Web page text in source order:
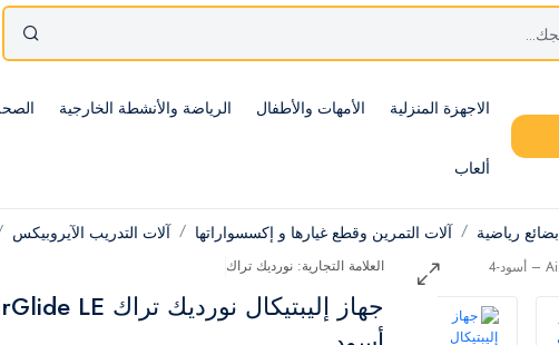
الاجهزة المنزلية الأمهات والأطفال الرياضة والأنشطة الخارجية
ألعاب
بضائع رياضية آلات التمرين وقطع غيارها و إكسسواراتها آلات التدريب الآيروبيكس
العلامة التجارية: نورديك تراك